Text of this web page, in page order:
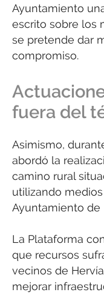
Ayuntamiento
escrito sobre los
se pretende dar
compromiso.
fuera del
Asimismo,
abordó la
camino rural
utilizando
Ayuntamiento de
La Plataforma
que recursos
vecinos de
mejorar